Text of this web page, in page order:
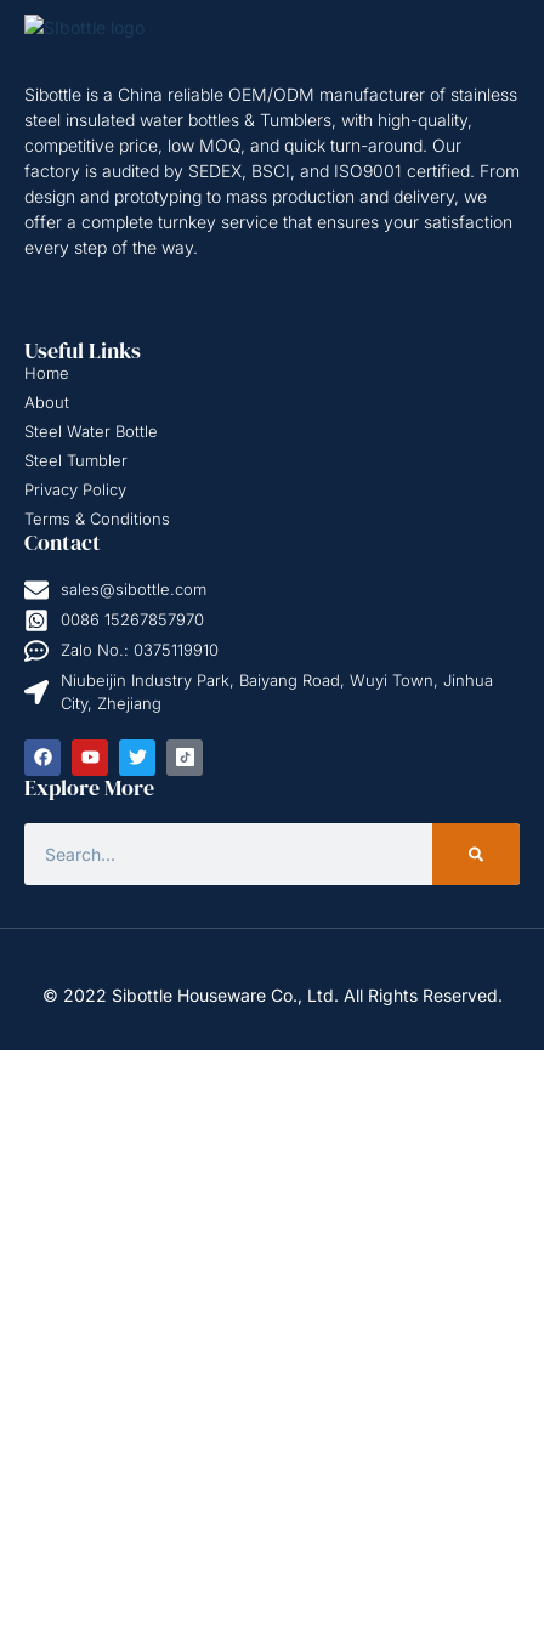
Sibottle is a China reliable OEM/ODM manufacturer of stainless
steel insulated water bottles & Tumblers, with high-quality,
competitive price, low MOQ, and quick turn-around. Our
factory is audited by SEDEX, BSCI, and ISO9001 certified. From
design and prototyping to mass production and delivery, we
offer a complete turnkey service that ensures your satisfaction
every step of the way.
Useful Links
Home
About
Steel Water Bottle
Steel Tumbler
Privacy Policy
Terms & Conditions
Contact
sales@sibottle.com
0086 15267857970
Zalo No.: 0375119910
Niubeijin Industry Park, Baiyang Road, Wuyi Town, Jinhua
City, Zhejiang
Explore More
© 2022 Sibottle Houseware Co., Ltd. All Rights Reserved.